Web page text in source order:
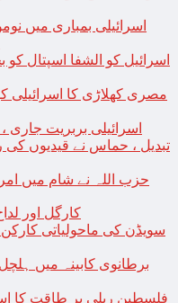
اسرائیل کو الشفا اسپتال کو
مصری کھلاڑی کا
اسرائیلی بربریت جاری
تبدیل ، حماس نے قیدیوں کی
کارگل اور
سویڈن کی ماحولیاتی
برطانوی کابینہ میں
فلسطین ریلی پر طاقت کا